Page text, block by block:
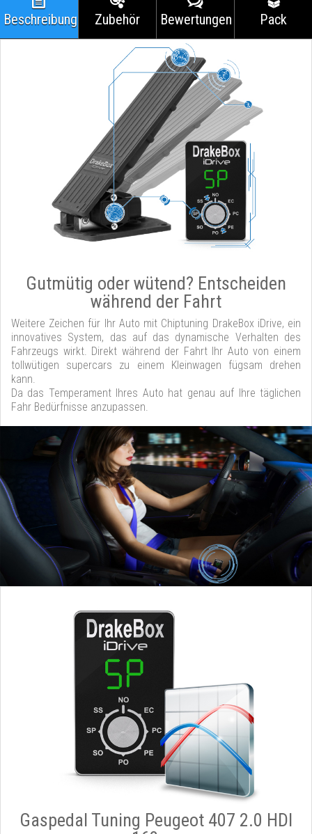
Beschreibung Zubehör Bewertungen Pack
Gutmütig oder wütend? Entscheiden
während der Fahrt
Weitere Zeichen für Ihr Auto mit Chiptuning DrakeBox iDrive, ein
innovatives System, das auf das dynamische Verhalten des
Fahrzeugs wirkt. Direkt während der Fahrt Ihr Auto von einem
tollwütigen supercars zu einem Kleinwagen fügsam drehen
kann.
Da das Temperament Ihres Auto hat genau auf Ihre täglichen
Fahr Bedürfnisse anzupassen.
Gaspedal Tuning Peugeot 407 2.0 HDI